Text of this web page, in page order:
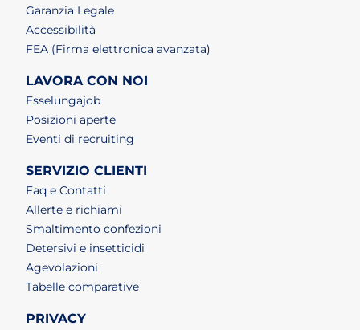
Garanzia Legale
Accessibilità
FEA (Firma elettronica avanzata)
LAVORA CON NOI
Esselungajob(apri in un nuovo tab)
Posizioni aperte(apri in un nuovo tab)
Eventi di recruiting
SERVIZIO CLIENTI
Faq e Contatti
Allerte e richiami
Smaltimento confezioni
Detersivi e insetticidi
Agevolazioni
Tabelle comparative
PRIVACY